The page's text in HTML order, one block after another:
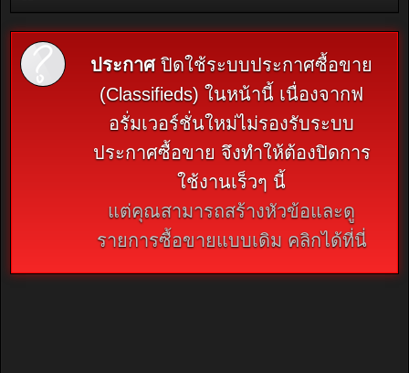
ประกาศปิดใช้ระบบประกาศซื้อขาย
(Classifieds) ในหน้านี้ เนื่องจากฟ
อรั่มเวอร์ชั่นใหม่ไม่รองรับระบบ
ประกาศซื้อขาย จึงทำให้ต้องปิดการ
ใช้งานเร็วๆ นี้
แต่คุณสามารถสร้างหัวข้อและดู
รายการซื้อขายแบบเดิม คลิกได้ที่นี่